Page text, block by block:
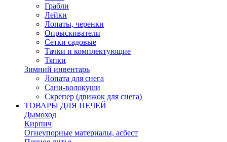
Грабли
Лейки
Лопаты, черенки
Опрыскиватели
Сетки садовые
Тачки и комплектующие
Тяпки
Зимний инвентарь
Лопата для снега
Сани-волокуши
Скрепер (движок для снега)
ТОВАРЫ ДЛЯ ПЕЧЕЙ
Дымоход
Кирпич
Огнеупорные материалы, асбест